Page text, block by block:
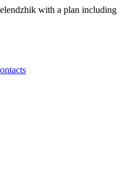
with a plan including